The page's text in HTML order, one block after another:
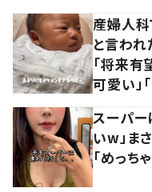
産婦人科
と言わ
「将来有
可愛い」
スーパー
いw」ま
「めっち